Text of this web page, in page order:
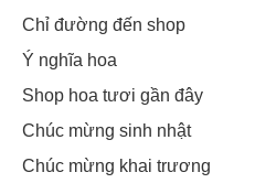
Nếu như từ trước giờ bạn
thể hiện hết mình thì nhân dịp
thì hãy lựa chọn cho mình một
em gái thật ý nghĩa. Đi với
Chỉ đường đến shop
Ý nghĩa hoa
Shop hoa tươi gần đây
Chúc mừng sinh nhật
Chúc mừng khai trương